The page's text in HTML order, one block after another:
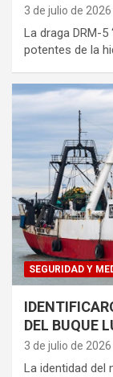
3 de julio de 2026
La draga DRM-
potentes de la
SEGURIDAD Y
DEL BUQUE
3 de julio de 2026
La identidad del